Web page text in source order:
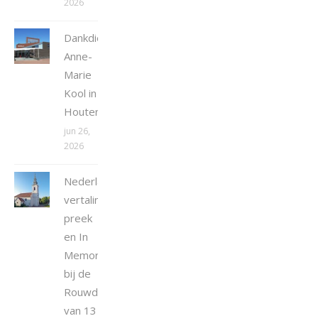
Dankdienst
Anne-
Marie
Kool in
Houten
jun 26,
2026
Nederlandse
vertaling
preek
en In
Memoriam
bij de
Rouwdienst
van 13